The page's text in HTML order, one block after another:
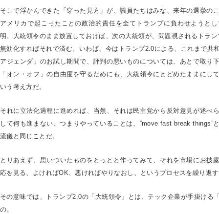
そこで浮かんできた「穿った見方」が、議員たちはみな、来年の選挙の
アメリカで起こったことの政治的責任を全てトランプに負わせようと
明。大統領令のまま放置しておけば、次の大統領が、問題視されるトラ
無効化すればそれで済む。いわば、今はトランプ2.0による、これまで共
アジェンダ」のお試し期間で、評判の悪いものについては、あとで取り
「オン・オフ」の自由度を守るためにも、大統領令にとどめたままにし
いう考え方だ。
それに立法化過程に進めれば、当然、それは民主党から反対意見が述べ
して何も進まない。つまりやっていることは、“move fast break things”
流儀と同じことだ。
とりあえず、思いついたものをとっとと作ってみて、それを市場にお披
応を見る、よければOK、悪ければやりなおし、というプロセスを繰り返
その意味では、トランプ2.0の「大統領令」とは、テック企業が手掛ける
の。